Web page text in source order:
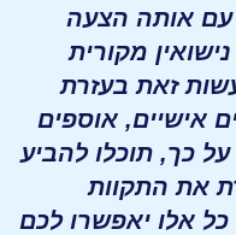
עם אותה הצעה
מקורית
זאת בעזרת
אישיים, אוספים
על כך, תוכלו להביע
את התקוות
כל אלו יאפשרו לכם